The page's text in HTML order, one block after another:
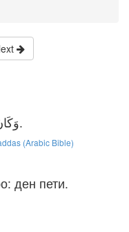
وَكَانَ مَسَاءٌ وَكَانَ صَبَاحٌ يَوْمًا خَامِسًا.
(Arabic Bible)
ден пети.